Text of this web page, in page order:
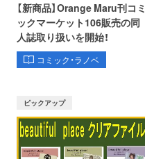
【新商品】Orange Maru刊コミ
ックマーケット106販売の同
人誌取り扱いを開始！
コミック・ラノベ
ピックアップ